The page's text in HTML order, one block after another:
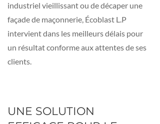
industriel vieillissant ou de décaper une
façade de maçonnerie, Écoblast L.P
intervient dans les meilleurs délais pour
un résultat conforme aux attentes de ses
clients.
UNE SOLUTION